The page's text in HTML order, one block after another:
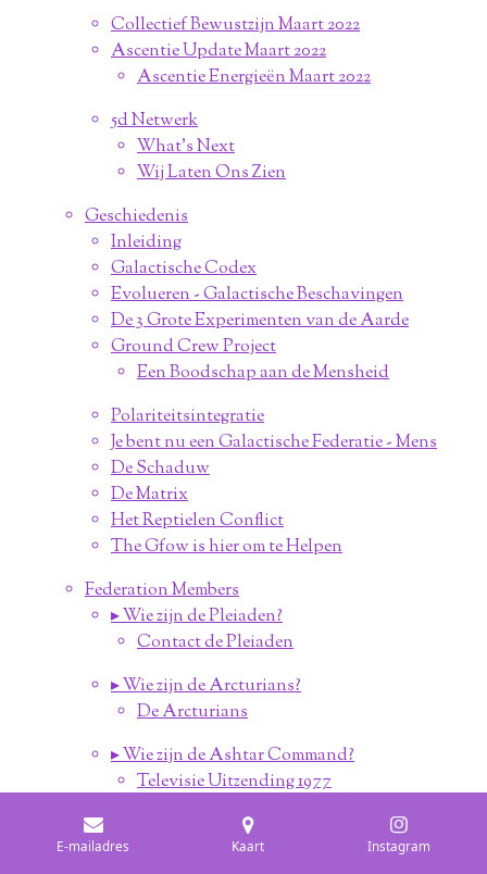
Collectief Bewustzijn Maart 2022
Ascentie Update Maart 2022
Ascentie Energieën Maart 2022
5d Netwerk
What's Next
Wij Laten Ons Zien
Geschiedenis
Inleiding
Galactische Codex
Evolueren - Galactische Beschavingen
De 3 Grote Experimenten van de Aarde
Ground Crew Project
Een Boodschap aan de Mensheid
Polariteitsintegratie
Je bent nu een Galactische Federatie - Mens
De Schaduw
De Matrix
Het Reptielen Conflict
The Gfow is hier om te Helpen
Federation Members
▸ Wie zijn de Pleiaden?
Contact de Pleiaden
▸ Wie zijn de Arcturians?
De Arcturians
▸ Wie zijn de Ashtar Command?
Televisie Uitzending 1977
▸ Wie zijn de Lyrians?
E-mailadres Kaart Instagram